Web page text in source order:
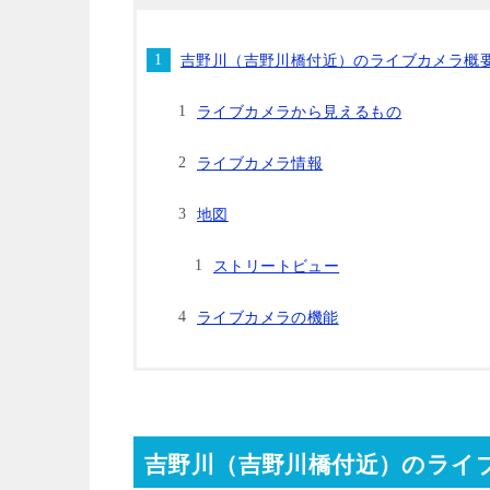
吉野川（吉野川橋付近）のライブカメラ概
ライブカメラから見えるもの
ライブカメラ情報
地図
ストリートビュー
ライブカメラの機能
吉野川（吉野川橋付近）のライ